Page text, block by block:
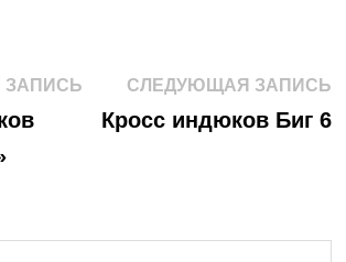
ЗАПИСЬПредыдущая
запись:
СЛЕДУЮЩАЯ ЗАПИСЬ
Кросс индюков Биг 6